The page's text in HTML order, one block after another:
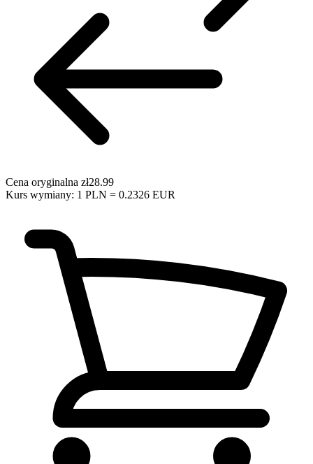
Cena oryginalna zł28.99
Kurs wymiany: 1 PLN = 0.2326 EUR